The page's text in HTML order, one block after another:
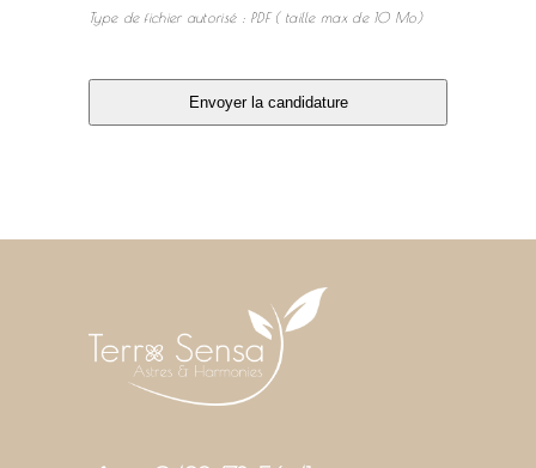
Type de fichier autorisé : PDF ( taille max de 10 Mo)
Envoyer la candidature